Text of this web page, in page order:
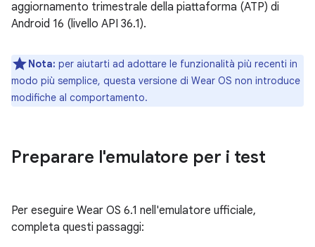
aggiornamento trimestrale della piattaforma (ATP) di
Android 16 (livello API 36.1).
Nota: per aiutarti ad adottare le funzionalità più recenti in
modo più semplice, questa versione di Wear OS non introduce
modifiche al comportamento.
Preparare l'emulatore per i test
Per eseguire Wear OS 6.1 nell'emulatore ufficiale,
completa questi passaggi: